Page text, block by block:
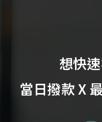
想快
當日撥款 X